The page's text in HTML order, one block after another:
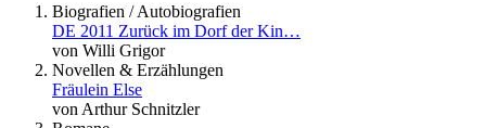
Biografien / Autobiografien
DE 2011 Zurück im Dorf der Kin…
von Willi Grigor
Novellen & Erzählungen
Fräulein Else
von Arthur Schnitzler